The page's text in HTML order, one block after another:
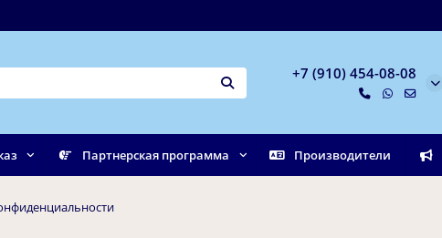
+7 (910) 454-08-08
Партнерская программа Производители